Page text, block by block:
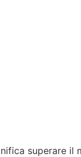
superare il